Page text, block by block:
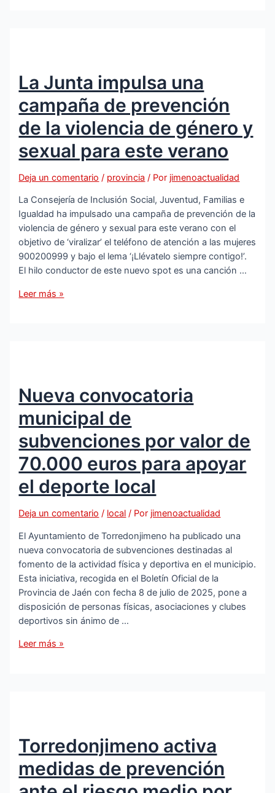
a
pedir
ayudas
para
proyectos
y
material
de
de
riesgos
laborales
La Junta impulsa una
campaña de prevención
de la violencia de género y
sexual para este verano
Deja un comentario / provincia / Por jimenoactualidad
La Consejería de Inclusión Social, Juventud, Familias e
Igualdad ha impulsado una campaña de prevención de la
violencia de género y sexual para este verano con el
objetivo de ‘viralizar’ el teléfono de atención a las mujeres
900200999 y bajo el lema ‘¡Llévatelo siempre contigo!’.
El hilo conductor de este nuevo spot es una canción …
La
de
la
violencia
de
género
y
sexual
para
verano
Leer más »
Nueva convocatoria
municipal de
subvenciones por valor de
70.000 euros para apoyar
el deporte local
Deja un comentario / local / Por jimenoactualidad
El Ayuntamiento de Torredonjimeno ha publicado una
nueva convocatoria de subvenciones destinadas al
fomento de la actividad física y deportiva en el municipio.
Esta iniciativa, recogida en el Boletín Oficial de la
Provincia de Jaén con fecha 8 de julio de 2025, pone a
disposición de personas físicas, asociaciones y clubes
deportivos sin ánimo de …
Nueva
de
70.000
euros
Leer más »
Torredonjimeno activa
medidas de prevención